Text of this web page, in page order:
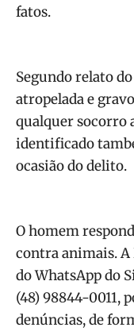
fatos.
Segundo relato
atropelada e
qualquer socorro
identificado
ocasião do delito.
O homem
contra animais.
do WhatsApp do
(48) 98844-0011,
denúncias, de